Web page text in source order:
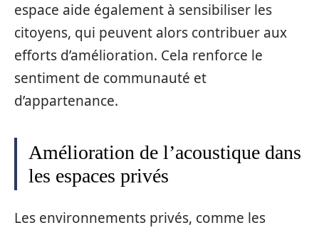
espace aide également à sensibiliser les
citoyens, qui peuvent alors contribuer aux
efforts d’amélioration. Cela renforce le
sentiment de communauté et
d’appartenance.
Amélioration de l’acoustique dans
les espaces privés
Les environnements privés, comme les